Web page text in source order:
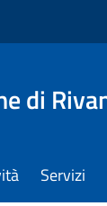
di
Servizi